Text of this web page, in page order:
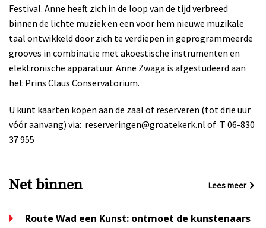
Festival. Anne heeft zich in de loop van de tijd verbreed
binnen de lichte muziek en een voor hem nieuwe muzikale
taal ontwikkeld door zich te verdiepen in geprogrammeerde
grooves in combinatie met akoestische instrumenten en
elektronische apparatuur. Anne Zwaga is afgestudeerd aan
het Prins Claus Conservatorium.
U kunt kaarten kopen aan de zaal of reserveren (tot drie uur
vóór aanvang) via: reserveringen@groatekerk.nl of T 06-830
37 955
Net binnen Lees meer
Route Wad een Kunst: ontmoet de kunstenaars